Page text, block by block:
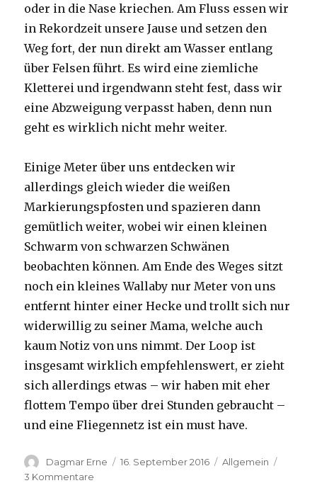
oder in die Nase kriechen. Am Fluss essen wir
in Rekordzeit unsere Jause und setzen den
Weg fort, der nun direkt am Wasser entlang
über Felsen führt. Es wird eine ziemliche
Kletterei und irgendwann steht fest, dass wir
eine Abzweigung verpasst haben, denn nun
geht es wirklich nicht mehr weiter.
Einige Meter über uns entdecken wir
allerdings gleich wieder die weißen
Markierungspfosten und spazieren dann
gemütlich weiter, wobei wir einen kleinen
Schwarm von schwarzen Schwänen
beobachten können. Am Ende des Weges sitzt
noch ein kleines Wallaby nur Meter von uns
entfernt hinter einer Hecke und trollt sich nur
widerwillig zu seiner Mama, welche auch
kaum Notiz von uns nimmt. Der Loop ist
insgesamt wirklich empfehlenswert, er zieht
sich allerdings etwas – wir haben mit eher
flottem Tempo über drei Stunden gebraucht –
und eine Fliegennetz ist ein must have.
Autor
Dagmar Erne
Veröffentlicht
16. September 2016 Kategorien
Allgemein
3 Kommentare